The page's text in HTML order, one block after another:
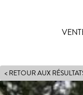
< RETOUR AUX